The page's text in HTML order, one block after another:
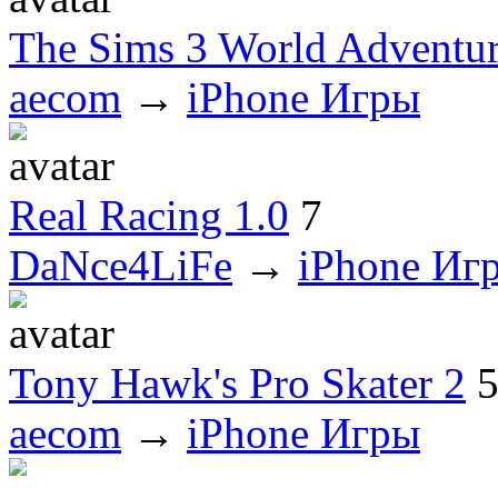
The Sims 3 World
aecom → iPhone Игры
Real Racing 1.0 7
DaNce4LiFe → iPhone
Tony Hawk's Pro Skater 2 5
aecom → iPhone Игры